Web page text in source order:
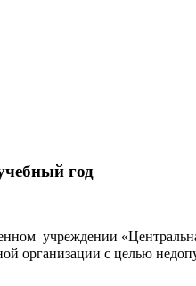
год
учреждении
организации с целью